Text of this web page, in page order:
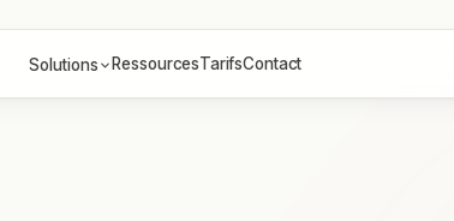
Solutions RessourcesTarifsContact